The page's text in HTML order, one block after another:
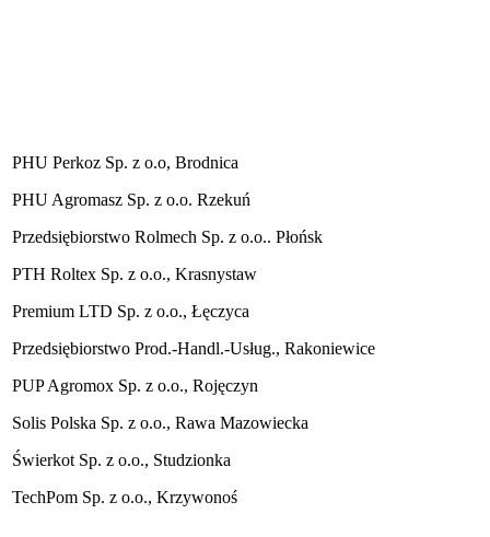
PHU Perkoz Sp. z o.o, Brodnica
PHU Agromasz Sp. z o.o. Rzekuń
Przedsiębiorstwo Rolmech Sp. z o.o.. Płońsk
PTH Roltex Sp. z o.o., Krasnystaw
Premium LTD Sp. z o.o., Łęczyca
Przedsiębiorstwo Prod.-Handl.-Usług., Rakoniewice
PUP Agromox Sp. z o.o., Rojęczyn
Solis Polska Sp. z o.o., Rawa Mazowiecka
Świerkot Sp. z o.o., Studzionka
TechPom Sp. z o.o., Krzywonoś